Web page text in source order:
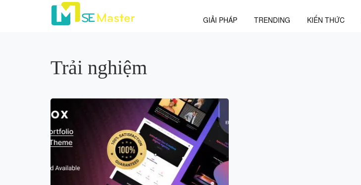
GIẢI PHÁP TRENDING KIẾN THỨC
Trải nghiệm